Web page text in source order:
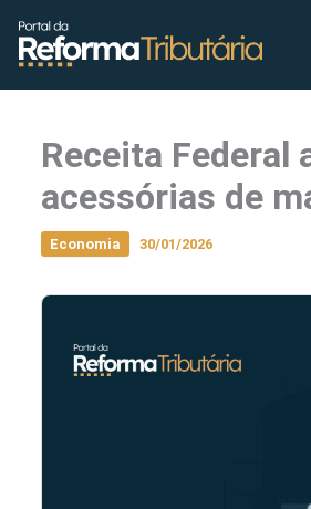
conteúdo
Receita Federal
acessórias de
Economia 30/01/2026